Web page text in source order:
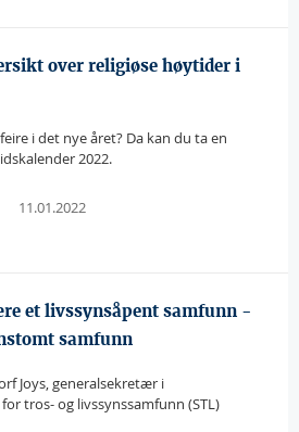
over religiøse høytider i
i det nye året? Da kan du ta en
2022.
11.01.2022
et livssynsåpent samfunn -
samfunn
Joys, generalsekretær i
tros- og livssynssamfunn (STL)